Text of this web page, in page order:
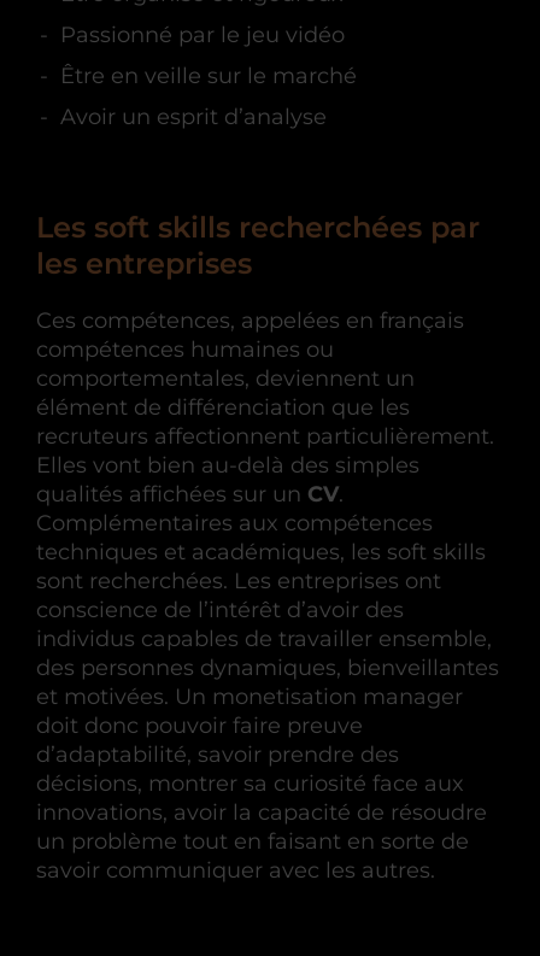
Passionné par le jeu vidéo
Être en veille sur le marché
Avoir un esprit d’analyse
Les soft skills recherchées par
les entreprises
Ces compétences, appelées en français
compétences humaines ou
comportementales, deviennent un
élément de différenciation que les
recruteurs affectionnent particulièrement.
Elles vont bien au-delà des simples
qualités affichées sur un CV.
Complémentaires aux compétences
techniques et académiques, les soft skills
sont recherchées. Les entreprises ont
conscience de l’intérêt d’avoir des
individus capables de travailler ensemble,
des personnes dynamiques, bienveillantes
et motivées. Un monetisation manager
doit donc pouvoir faire preuve
d’adaptabilité, savoir prendre des
décisions, montrer sa curiosité face aux
innovations, avoir la capacité de résoudre
un problème tout en faisant en sorte de
savoir communiquer avec les autres.